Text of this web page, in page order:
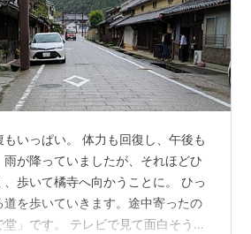
いっぱい。 体力も回復し、午後も
が降っていましたが、それほどひ
、歩いて橘寺へ向かうことに。 ひっ
道を歩いていきます。途中寄ったの
」です。 テレビで見て面白そうと